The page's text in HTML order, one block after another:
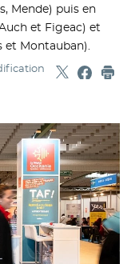
Mende) puis en
et Figeac) et
et Montauban).
Partager
- Nouvelle
-